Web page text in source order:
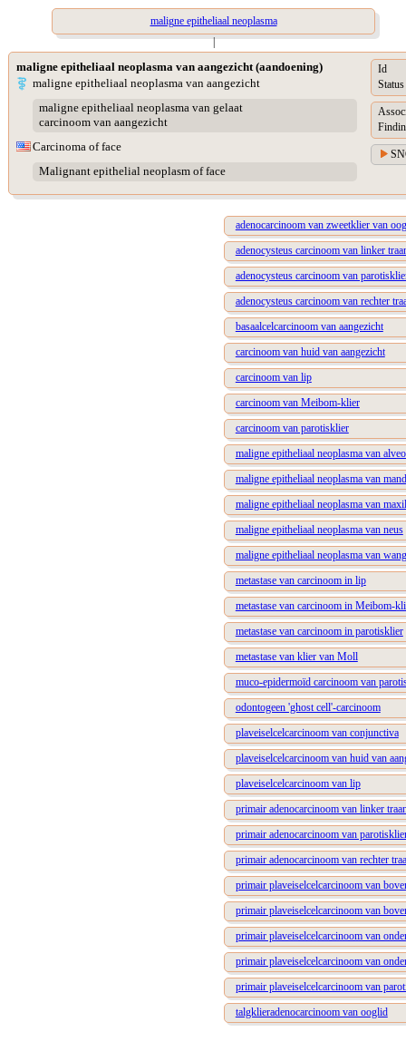
maligne epitheliaal neoplasma
|
maligne epitheliaal neoplasma van aangezicht (aandoening)
maligne epitheliaal neoplasma van aangezicht
maligne epitheliaal neoplasma van gelaat
carcinoom van aangezicht
Carcinoma of face
Malignant epithelial neoplasm of face
Id
Status
adenocarcinoom van zweetklier van
adenocysteus carcinoom van linker
adenocysteus carcinoom van
adenocysteus carcinoom van rechter
basaalcelcarcinoom van aangezicht
carcinoom van huid van aangezicht
carcinoom van lip
carcinoom van Meibom-klier
carcinoom van parotisklier
maligne epitheliaal neoplasma van
maligne epitheliaal neoplasma van
maligne epitheliaal neoplasma van
maligne epitheliaal neoplasma van neus
maligne epitheliaal neoplasma van wang
metastase van carcinoom in lip
metastase van carcinoom in Meibom-
metastase van carcinoom in parotisklier
metastase van klier van Moll
muco-epidermoïd carcinoom van
odontogeen 'ghost cell'-carcinoom
plaveiselcelcarcinoom van conjunctiva
plaveiselcelcarcinoom van huid van
plaveiselcelcarcinoom van lip
primair adenocarcinoom van linker
primair adenocarcinoom van
primair adenocarcinoom van rechter
primair plaveiselcelcarcinoom van
primair plaveiselcelcarcinoom van
primair plaveiselcelcarcinoom van
primair plaveiselcelcarcinoom van
primair plaveiselcelcarcinoom van
talgklieradenocarcinoom van ooglid